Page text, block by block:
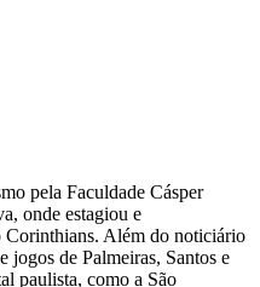
pela Faculdade Cásper
onde estagiou e
Corinthians. Além do noticiário
jogos de Palmeiras, Santos e
paulista, como a São